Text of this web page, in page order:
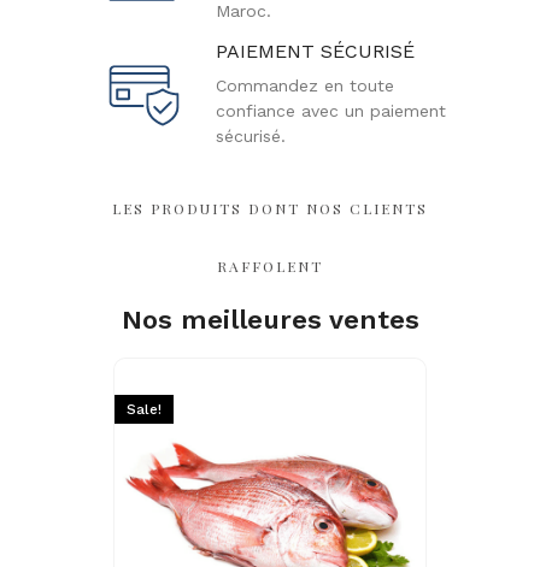
Maroc.
PAIEMENT SÉCURISÉ
Commandez en toute
confiance avec un paiement
sécurisé.
LES PRODUITS DONT NOS CLIENTS
RAFFOLENT
Nos meilleures ventes
Sale!